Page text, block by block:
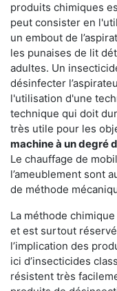
produits chimiques
peut consister en
un embout de
les punaises de lit
adultes. Un
désinfecter
l'utilisation d'une
technique qui doit
très utile pour les
machine à un degré
Le chauffage de
l’ameublement sont
de méthode
La méthode
et est surtout
l’implication des
ici d’insecticides
résistent très